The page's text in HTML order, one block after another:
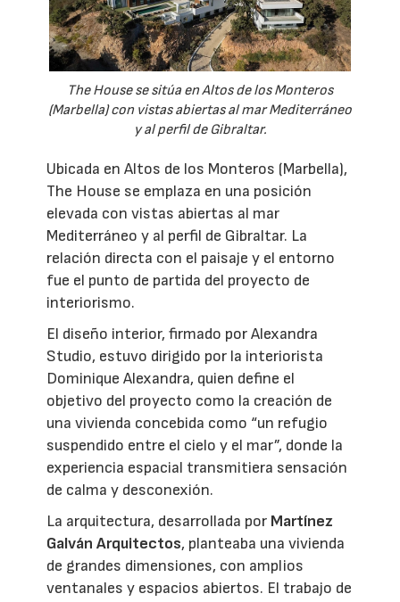
The House se sitúa en Altos de los Monteros
(Marbella) con vistas abiertas al mar Mediterráneo
y al perfil de Gibraltar.
Ubicada en Altos de los Monteros (Marbella),
The House se emplaza en una posición
elevada con vistas abiertas al mar
Mediterráneo y al perfil de Gibraltar. La
relación directa con el paisaje y el entorno
fue el punto de partida del proyecto de
interiorismo.
El diseño interior, firmado por Alexandra
Studio, estuvo dirigido por la interiorista
Dominique Alexandra, quien define el
objetivo del proyecto como la creación de
una vivienda concebida como “un refugio
suspendido entre el cielo y el mar”, donde la
experiencia espacial transmitiera sensación
de calma y desconexión.
La arquitectura, desarrollada por Martínez
Galván Arquitectos, planteaba una vivienda
de grandes dimensiones, con amplios
ventanales y espacios abiertos. El trabajo de